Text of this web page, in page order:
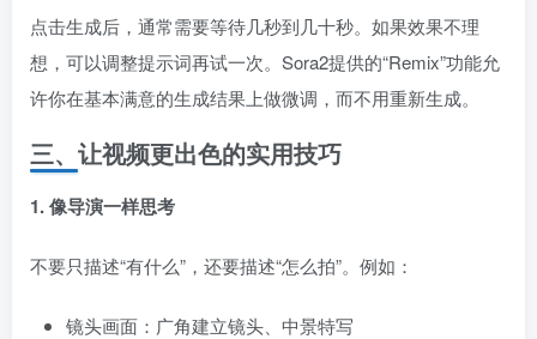
点击生成后，通常需要等待几秒到几十秒。如果效果不理
想，可以调整提示词再试一次。Sora2提供的“Remix”功能允
许你在基本满意的生成结果上做微调，而不用重新生成。
三、让视频更出色的实用技巧
1. 像导演一样思考
不要只描述“有什么”，还要描述“怎么拍”。例如：
镜头画面：广角建立镜头、中景特写